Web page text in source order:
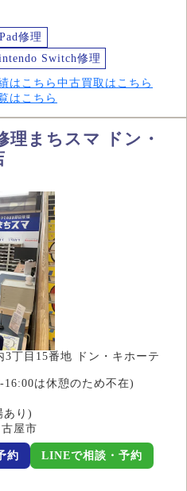
修理
Switch修理
はこちら 中古買取はこちら
はこちら
理まちスマ ドン・
3丁目15番地 ドン・キホーテ
は休憩のため不在)
あり)
屋市
約 LINEで相談・予約